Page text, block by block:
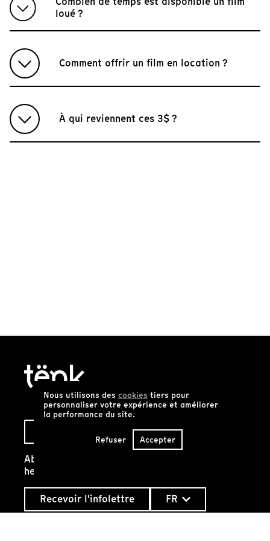
loué ?
Comment offrir un film en location ?
À qui reviennent ces 3$ ?
Nous utilisons des cookies tiers pour
personnaliser votre expérience et améliorer
la performance du site.
Refuser Accepter
Abonnez-vous à nos infolettres
hebdomadaires:
Recevoir l'infolettre
FR